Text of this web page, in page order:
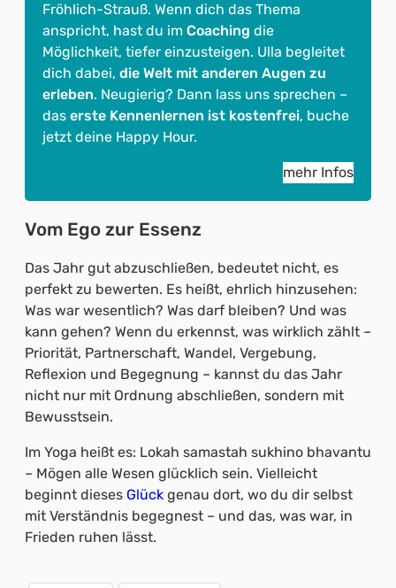
Fröhlich-Strauß. Wenn dich das Thema
anspricht, hast du im Coaching die
Möglichkeit, tiefer einzusteigen. Ulla begleitet
dich dabei, die Welt mit anderen Augen zu
erleben. Neugierig? Dann lass uns sprechen –
das erste Kennenlernen ist kostenfrei, buche
jetzt deine Happy Hour.
mehr Infos
Vom Ego zur Essenz
Das Jahr gut abzuschließen, bedeutet nicht, es
perfekt zu bewerten. Es heißt, ehrlich hinzusehen:
Was war wesentlich? Was darf bleiben? Und was
kann gehen? Wenn du erkennst, was wirklich zählt –
Priorität, Partnerschaft, Wandel, Vergebung,
Reflexion und Begegnung – kannst du das Jahr
nicht nur mit Ordnung abschließen, sondern mit
Bewusstsein.
Im Yoga heißt es: Lokah samastah sukhino bhavantu
– Mögen alle Wesen glücklich sein. Vielleicht
beginnt dieses Glück genau dort, wo du dir selbst
mit Verständnis begegnest – und das, was war, in
Frieden ruhen lässt.